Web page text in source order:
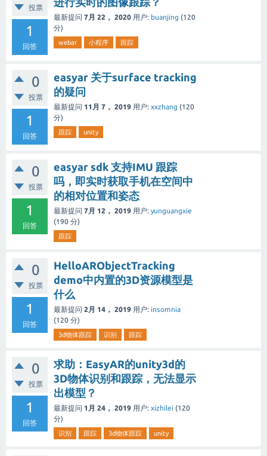
投票
1
回答
最新提问 7月 22， 2020 用户: buanjing (120
分)
webar 小程序 跟踪
0
投票
1
回答
easyar 关于surface tracking
的疑问
最新提问 11月 7， 2019 用户: xxzhang (120
分)
跟踪 unity
0
投票
1
回答
easyar sdk 支持IMU 跟踪
吗，即实时获取手机在空间中
的相对位置和姿态
最新提问 7月 12， 2019 用户: yunguangxie
(190 分)
跟踪
0
投票
1
回答
HelloARObjectTracking
demo中内置的3D资源模型是
什么
最新提问 2月 14， 2019 用户: insomnia
(120 分)
3d物体跟踪 识别 跟踪
0
投票
1
回答
求助：EasyAR的unity3d的
3D物体识别和跟踪，无法显示
出模型？
最新提问 1月 24， 2019 用户: xizhilei (120
分)
识别 跟踪 3d物体跟踪 unity